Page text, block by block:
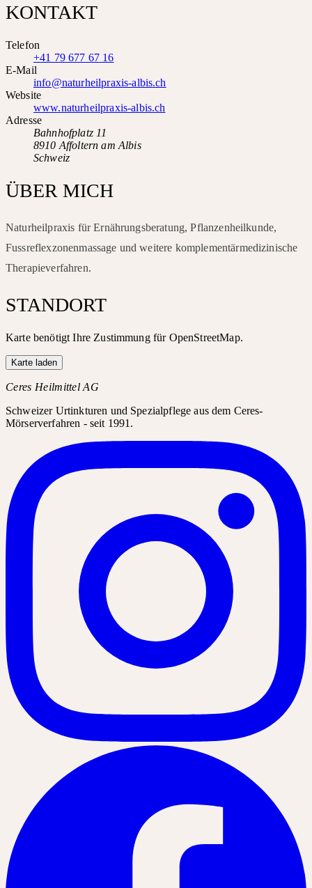
KONTAKT
Telefon
+41 79 677 67 16
E-Mail
info@naturheilpraxis-albis.ch
Website
www.naturheilpraxis-albis.ch
Adresse
Bahnhofplatz 11
8910 Affoltern am Albis
Schweiz
ÜBER MICH
Naturheilpraxis für Ernährungsberatung, Pflanzenheilkunde,
Fussreflexzonenmassage und weitere komplementärmedizinische
Therapieverfahren.
STANDORT
Karte benötigt Ihre Zustimmung für OpenStreetMap.
Karte laden
Ceres Heilmittel AG
Schweizer Urtinkturen und Spezialpflege aus dem Ceres-
Mörserverfahren - seit 1991.